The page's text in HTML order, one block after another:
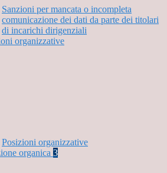
Sanzioni per mancata o incompleta
comunicazione dei dati da parte dei titolari
di incarichi dirigenziali
organizzative
Posizioni organizzative
organica 3